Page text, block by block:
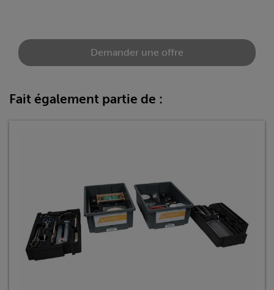
Demander une offre
Fait également partie de :